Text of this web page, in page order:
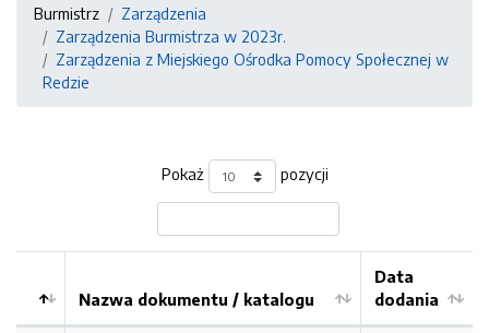
Burmistrz
Zarządzenia
Zarządzenia Burmistrza w 2023r.
Zarządzenia z Miejskiego Ośrodka Pomocy Społecznej w
Redzie
Pokaż pozycji
Kolejność
Nazwa dokumentu / katalogu
Data
dodania